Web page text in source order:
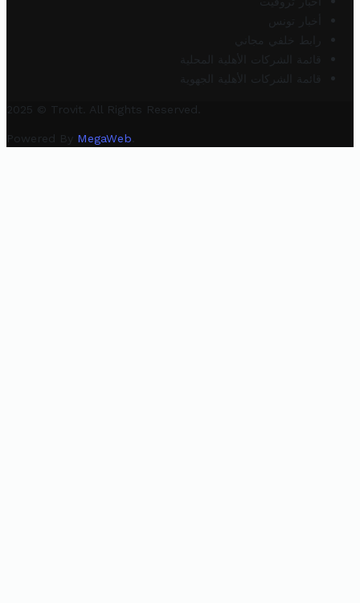
أخبار تونس
رابط خلفي مجاني
قائمة الشركات الأهلية المحلية
قائمة الشركات الأهلية الجهوية
2025 © Trovit. All Rights Reserved.
Powered By MegaWeb